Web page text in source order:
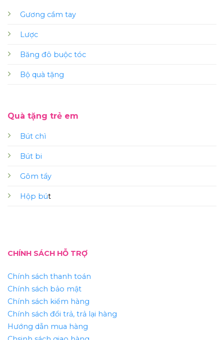
Gương cầm tay
Lược
Băng đô buộc tóc
Bộ quà tặng
Quà tặng trẻ em
Bút chì
Bút bi
Gôm tẩy
Hộp bút
CHÍNH SÁCH HỖ TRỢ
Chính sách thanh toán
Chính sách bảo mật
Chính sách kiểm hàng
Chính sách đổi trả, trả lại hàng
Hướng dẫn mua hàng